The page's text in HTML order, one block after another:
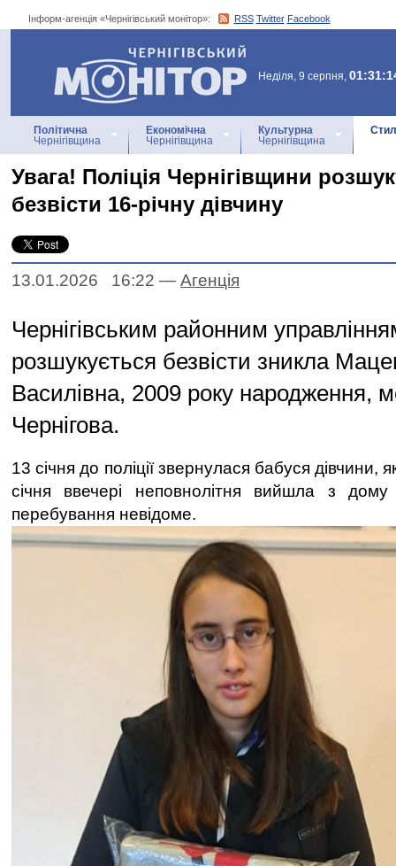
Інформ-агенція «Чернігівський монітор»: RSS Twitter Facebook
Інформ-агенція
«Чернігівський монітор»
Неділя, 9 серпня,
Політична
Чернігівщина
Економічна
Чернігівщина
Культурна
Чернігівщина
Увага! Поліція Чернігівщини
безвісти 16-річну дівчину
13.01.2026 16:22 — Агенцiя
Чернігівським районним
розшукується безвісти зникла
Василівна, 2009 року народження,
Чернігова.
13 січня до поліції звернулася бабуся дівчини,
січня ввечері неповнолітня вийшла з
перебування невідоме.